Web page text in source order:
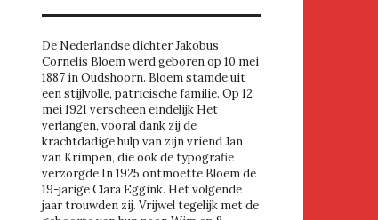
De Nederlandse dichter Jakobus
Cornelis Bloem werd geboren op 10 mei
1887 in Oudshoorn. Bloem stamde uit
een stijlvolle, patricische familie. Op 12
mei 1921 verscheen eindelijk Het
verlangen, vooral dank zij de
krachtdadige hulp van zijn vriend Jan
van Krimpen, die ook de typografie
verzorgde In 1925 ontmoette Bloem de
19-jarige Clara Eggink. Het volgende
jaar trouwden zij. Vrijwel tegelijk met de